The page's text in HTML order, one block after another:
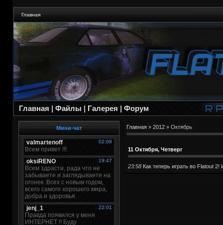
Главная
Главная|Файлы|Галерея|Форум
Мини-чат Главная»2012 » Октябрь
11 Октября, Четверг
23:58 Как теперь играть во Flatout